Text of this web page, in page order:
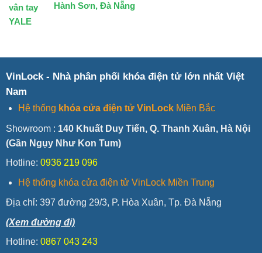
Hành Sơn, Đà Nẵng
VinLock - Nhà phân phối khóa điện tử lớn nhất Việt
Nam
Hệ thống khóa cửa điện tử VinLockMiền Bắc
Showroom : 140 Khuất Duy Tiến, Q. Thanh Xuân, Hà Nội
(Gần Ngụy Như Kon Tum)
Hotline: 0936 219 096
Hệ thống khóa cửa điện tử VinLock Miền Trung
Địa chỉ: 397 đường 29/3, P. Hòa Xuân, Tp. Đà Nẵng
(Xem đường đi)
Hotline: 0867 043 243